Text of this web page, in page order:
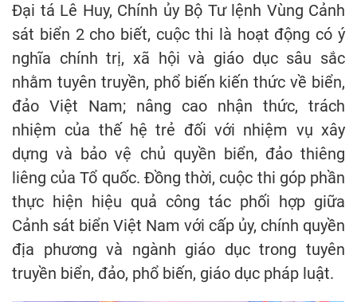
Đại tá Lê Huy, Chính ủy Bộ Tư lệnh Vùng Cảnh
sát biển 2 cho biết, cuộc thi là hoạt động có ý
nghĩa chính trị, xã hội và giáo dục sâu sắc
nhằm tuyên truyền, phổ biến kiến thức về biển,
đảo Việt Nam; nâng cao nhận thức, trách
nhiệm của thế hệ trẻ đối với nhiệm vụ xây
dựng và bảo vệ chủ quyền biển, đảo thiêng
liêng của Tổ quốc. Đồng thời, cuộc thi góp phần
thực hiện hiệu quả công tác phối hợp giữa
Cảnh sát biển Việt Nam với cấp ủy, chính quyền
địa phương và ngành giáo dục trong tuyên
truyền biển, đảo, phổ biến, giáo dục pháp luật.